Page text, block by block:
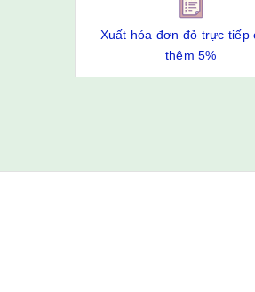
Xuất hóa đơn đỏ trực tiếp
thêm 5%